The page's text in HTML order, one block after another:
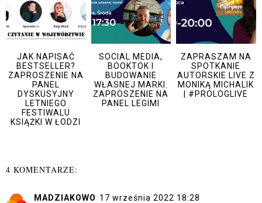
JAK NAPISAĆ
BESTSELLER?
ZAPROSZENIE NA
PANEL
DYSKUSYJNY
LETNIEGO
FESTIWALU
KSIĄŻKI W ŁODZI
SOCIAL MEDIA,
BOOKTOK I
BUDOWANIE
WŁASNEJ MARKI.
ZAPROSZENIE NA
PANEL LEGIMI
ZAPRASZAM NA
SPOTKANIE
AUTORSKIE LIVE Z
MONIKĄ MICHALIK
| #PROLOGLIVE
4 KOMENTARZE:
MADZIAKOWO 17 września 2022 18:28